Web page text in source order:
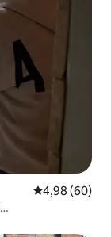
4,98 de uma
4,98 (60)